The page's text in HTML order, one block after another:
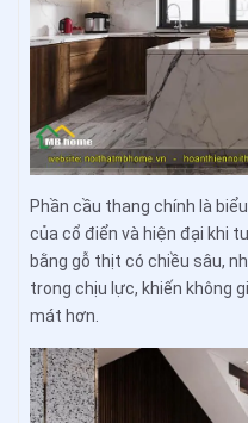
Phần cầu thang chính là
của cổ điển và hiện đại khi
bằng gỗ thịt có chiều sâu,
trong chịu lực, khiến không
mát hơn.